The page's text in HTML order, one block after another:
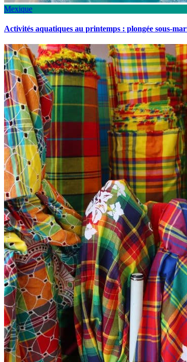
Mexique
Activités aquatiques au printemps : plongée sous-